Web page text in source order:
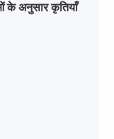
के अनुसार कृतियाँ